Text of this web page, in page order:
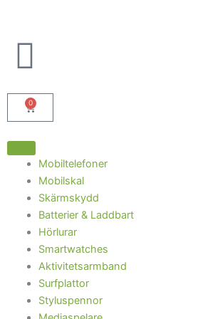
innehåll
0 Cart
Mobiltelefoner
Mobilskal
Skärmskydd
Batterier & Laddbart
Hörlurar
Smartwatches
Aktivitetsarmband
Surfplattor
Styluspennor